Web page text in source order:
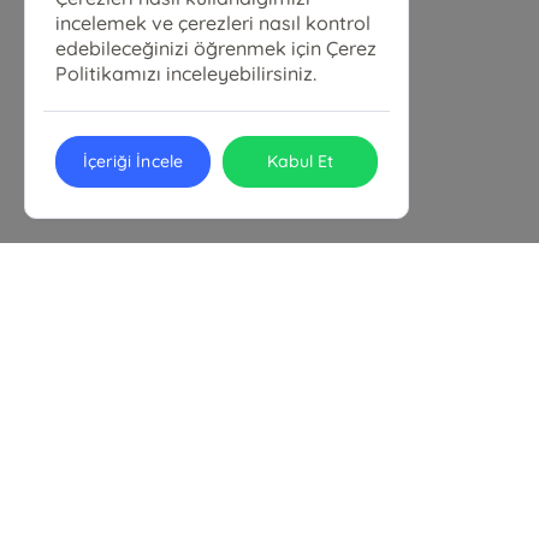
incelemek ve çerezleri nasıl kontrol
edebileceğinizi öğrenmek için Çerez
Politikamızı inceleyebilirsiniz.
İçeriği İncele Kabul Et